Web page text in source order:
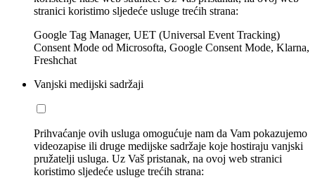
stranici koristimo sljedeće usluge trećih strana:
Google Tag Manager, UET (Universal Event Tracking)
Consent Mode od Microsofta, Google Consent Mode, Klarna,
Freshchat
Vanjski medijski sadržaji
Prihvaćanje ovih usluga omogućuje nam da Vam pokazujemo
videozapise ili druge medijske sadržaje koje hostiraju vanjski
pružatelji usluga. Uz Vaš pristanak, na ovoj web stranici
koristimo sljedeće usluge trećih strana: